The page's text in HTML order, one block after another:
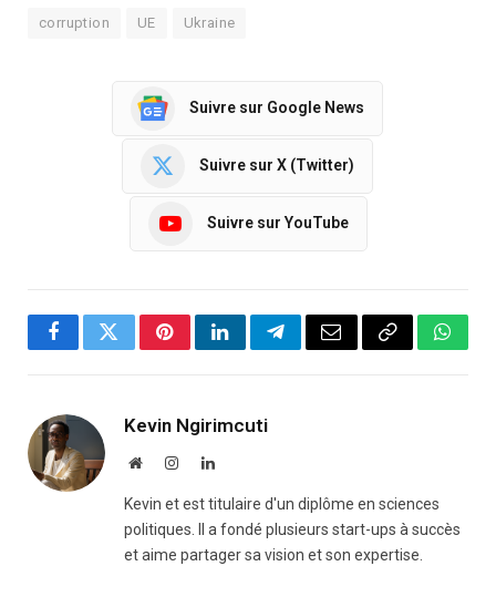
corruption UE Ukraine
Suivre sur Google News
Suivre sur X (Twitter)
Suivre sur YouTube
FacebookTwitterPinterestLinkedInTelegramEmail Copy
Kevin Ngirimcuti
WebsiteInstagramLinkedIn
Kevin et est titulaire d'un diplôme en sciences
politiques. Il a fondé plusieurs start-ups à succès
et aime partager sa vision et son expertise.